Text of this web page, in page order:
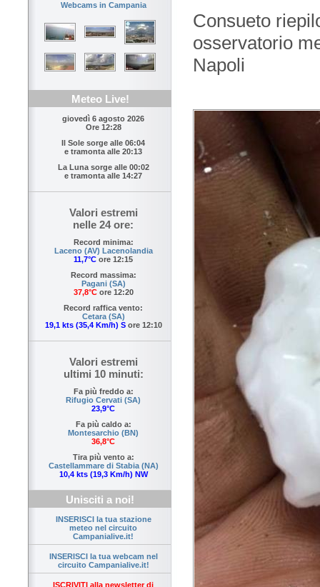
Webcams in Campania
Meteo Live!
giovedì 6 agosto 2026
Ore 12:28
Il Sole sorge alle 06:04
e tramonta alle 20:13
La Luna sorge alle 00:02
e tramonta alle 14:27
Valori estremi
nelle 24 ore:
Record minima:
Laceno (AV) Lacenolandia
11,7°C ore 12:15
Record massima:
Pagani (SA)
37,8°Core 12:20
Record raffica vento:
Cetara (SA)
19,1 kts (35,4 Km/h) Sore 12:10
Valori estremi
ultimi 10 minuti:
Fa più freddo a:
Rifugio Cervati (SA)
23,9°C
Fa più caldo a:
Montesarchio (BN)
36,8°C
Tira più vento a:
Castellammare di Stabia (NA)
10,4 kts (19,3 Km/h) NW
Unisciti a noi!
INSERISCI la tua stazione
meteo nel circuito
Campanialive.it!
INSERISCI la tua webcam nel
circuito Campanialive.it!
ISCRIVITI alla newsletter di
Consueto
osservatorio
Napoli